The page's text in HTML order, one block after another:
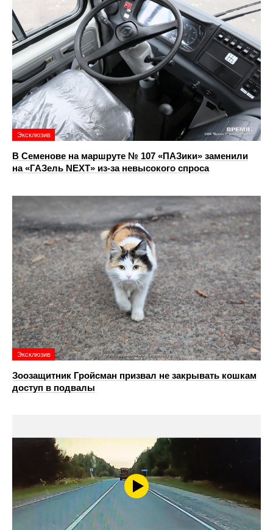
Эксклюзив
В Семенове на маршруте № 107 «ПАЗики» заменили
на «ГАЗель NEXT» из‑за невысокого спроса
Эксклюзив
Зоозащитник Гройсман призвал не закрывать кошкам
доступ в подвалы